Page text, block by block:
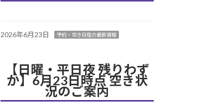
2026年6月23日 予約・空き日程の最新情報
【日曜・平日夜 残りわず
か】6月23日時点 空き状
況のご案内